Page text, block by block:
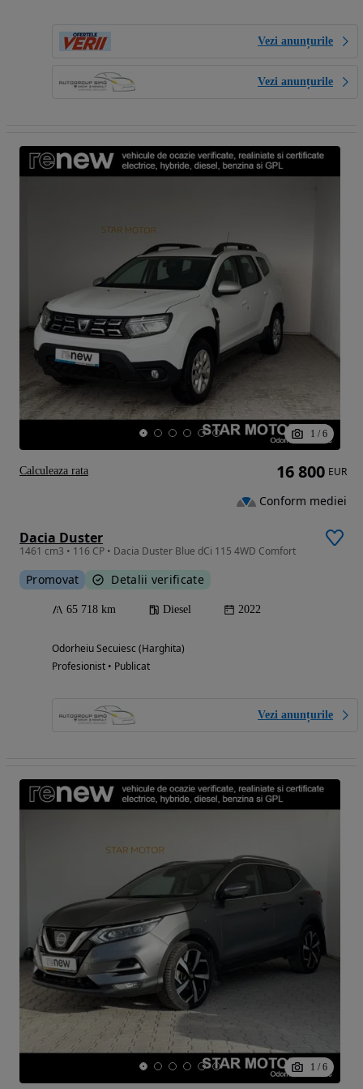
Vezi anunțurile
Vezi anunțurile
1 / 6
Dacia Duster
1461 cm3 • 116 CP • Dacia Duster Blue dCi 115 4WD Comfort
Promovat Detalii verificate
65 718 km Diesel 2022
Odorheiu Secuiesc (Harghita)
Profesionist • Publicat
Vezi anunțurile
16 800 EUR
Conform mediei
Calculeaza rata
1 / 6